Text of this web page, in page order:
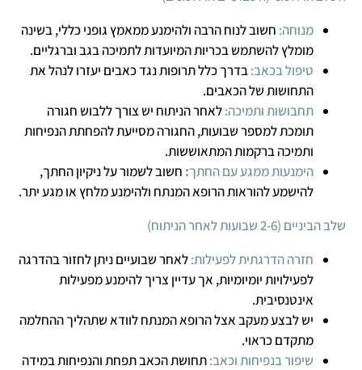
מנוחה: חשוב לנוח הרבה ולהימנע ממאמץ גופני כללי, בשינה
מומלץ להשתמש בכריות המיועדות לתמיכה בגב וברגליים.
טיפול בכאב:בדרך כלל תרופות נגד כאבים יעזרו לנהל את
התחושות של הכאבים.
תחבושות ותמיכה:לאחר הניתוח יש צורך ללבוש חגורה
תומכת למספר שבועות, החגורה מסייעת להפחתת הנפיחות
ותמיכה ברקמות המתאוששות.
הימנעות ממגע עם החתך: חשוב לשמור על ניקיון החתך,
להישמע להוראות הרופא המנתח ולהימנע מלחץ או מגע יתר.
שלב הביניים (2-6 שבועות לאחר הניתוח)
חזרה הדרגתית לפעילות:לאחר שבועיים ניתן לחזור בהדרגה
לפעילויות יומיומיות, אך עדיין צריך להימנע מפעילות
אינטנסיבית.
יש לבצע מעקב אצל הרופא המנתח לוודא שתהליך ההחלמה
מתקדם כראוי.
שיפור בנפיחות וכאב:תחושת הכאב תפחת והנפיחות במידה